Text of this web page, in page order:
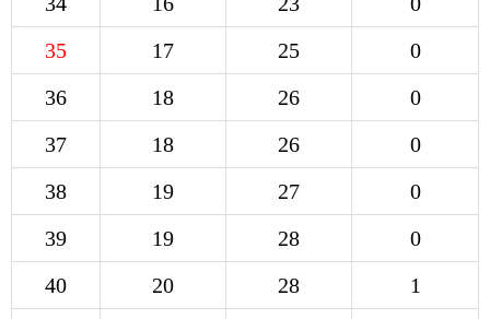
35
17 25
0
36
18 26
0
37
18 26
0
38
19 27
0
39
19 28
0
40
20 28
1